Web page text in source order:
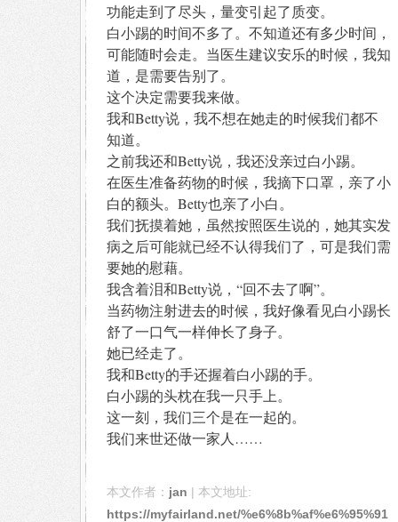
功能走到了尽头，量变引起了质变。
白小踢的时间不多了。不知道还有多少时间，
可能随时会走。当医生建议安乐的时候，我知
道，是需要告别了。
这个决定需要我来做。
我和Betty说，我不想在她走的时候我们都不
知道。
之前我还和Betty说，我还没亲过白小踢。
在医生准备药物的时候，我摘下口罩，亲了小
白的额头。Betty也亲了小白。
我们抚摸着她，虽然按照医生说的，她其实发
病之后可能就已经不认得我们了，可是我们需
要她的慰藉。
我含着泪和Betty说，“回不去了啊”。
当药物注射进去的时候，我好像看见白小踢长
舒了一口气一样伸长了身子。
她已经走了。
我和Betty的手还握着白小踢的手。
白小踢的头枕在我一只手上。
这一刻，我们三个是在一起的。
我们来世还做一家人……
本文作者： jan | 本文地址:
https://myfairland.net/%e6%8b%af%e6%95%91